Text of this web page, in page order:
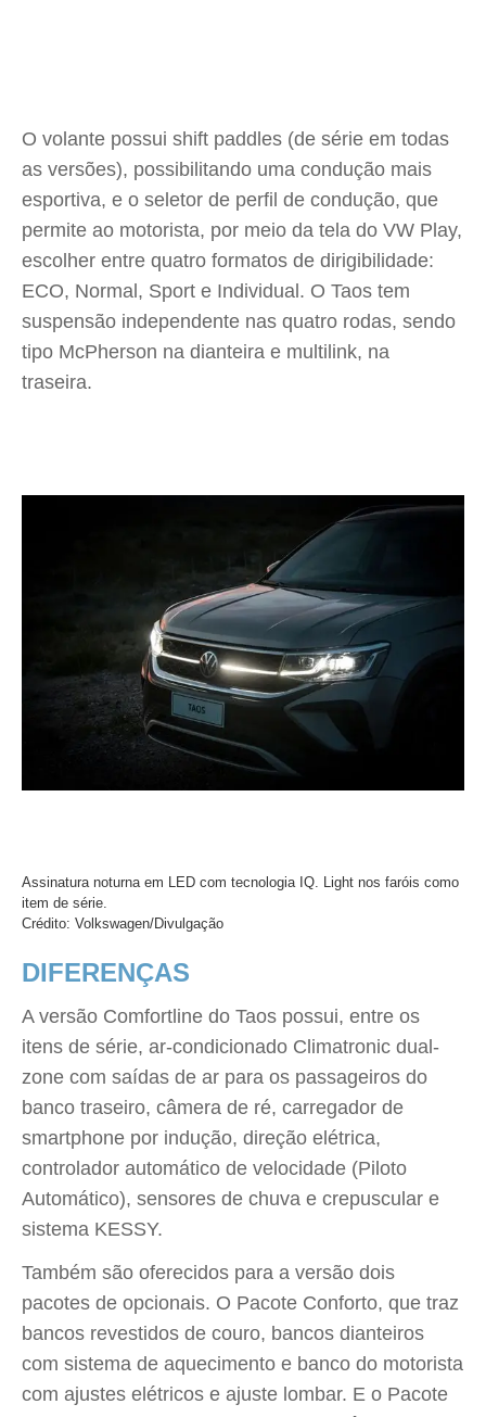
O volante possui shift paddles (de série em todas
as versões), possibilitando uma condução mais
esportiva, e o seletor de perfil de condução, que
permite ao motorista, por meio da tela do VW Play,
escolher entre quatro formatos de dirigibilidade:
ECO, Normal, Sport e Individual. O Taos tem
suspensão independente nas quatro rodas, sendo
tipo McPherson na dianteira e multilink, na
traseira.
Assinatura noturna em LED com tecnologia IQ. Light nos faróis como
item de série.
Crédito: Volkswagen/Divulgação
DIFERENÇAS
A versão Comfortline do Taos possui, entre os
itens de série, ar-condicionado Climatronic dual-
zone com saídas de ar para os passageiros do
banco traseiro, câmera de ré, carregador de
smartphone por indução, direção elétrica,
controlador automático de velocidade (Piloto
Automático), sensores de chuva e crepuscular e
sistema KESSY.
Também são oferecidos para a versão dois
pacotes de opcionais. O Pacote Conforto, que traz
bancos revestidos de couro, bancos dianteiros
com sistema de aquecimento e banco do motorista
com ajustes elétricos e ajuste lombar. E o Pacote